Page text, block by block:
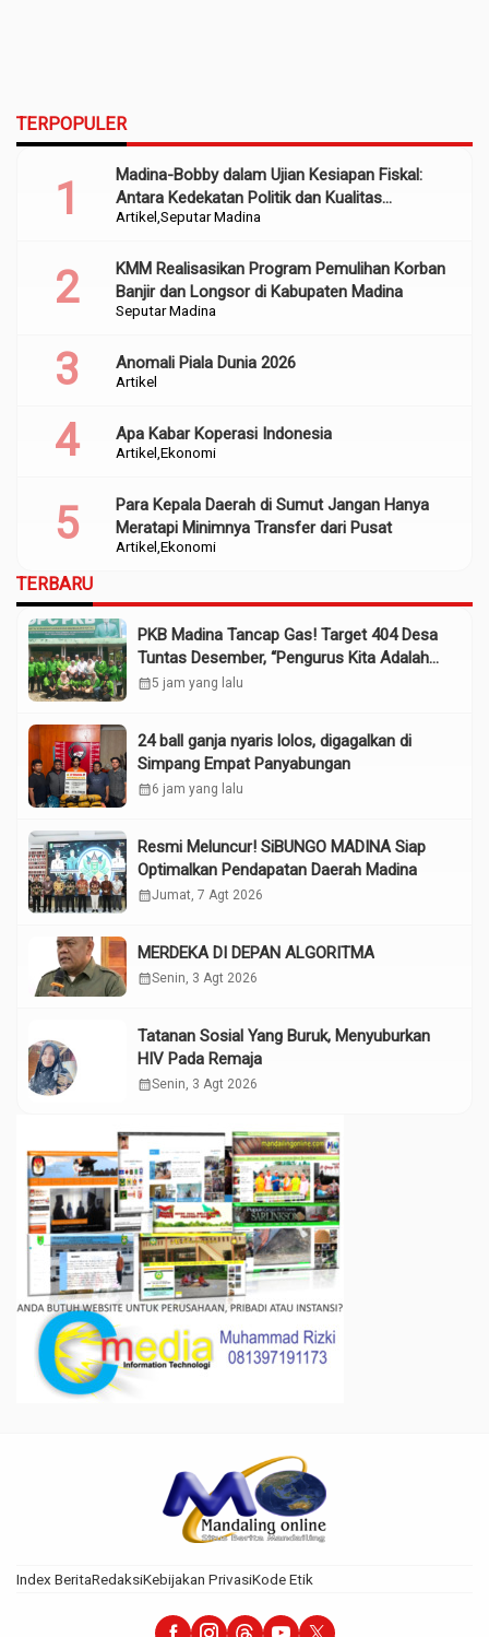
TERPOPULER
Artikel Seputar Madina
Madina-Bobby dalam Ujian Kesiapan Fiskal:
Antara Kedekatan Politik dan Kualitas
Perencanaan
Seputar Madina
KMM Realisasikan Program Pemulihan Korban
Banjir dan Longsor di Kabupaten Madina
Artikel
Anomali Piala Dunia 2026
Artikel Ekonomi
Apa Kabar Koperasi Indonesia
Artikel Ekonomi
Para Kepala Daerah di Sumut Jangan Hanya
Meratapi Minimnya Transfer dari Pusat
TERBARU
PKB Madina Tancap Gas! Target 404 Desa
Tuntas Desember, “Pengurus Kita Adalah
Tokoh”
calendar_month5 jam yang lalu
24 ball ganja nyaris lolos, digagalkan di
Simpang Empat Panyabungan
calendar_month6 jam yang lalu
Resmi Meluncur! SiBUNGO MADINA Siap
Optimalkan Pendapatan Daerah Madina
calendar_monthJumat, 7 Agt 2026
MERDEKA DI DEPAN ALGORITMA
calendar_monthSenin, 3 Agt 2026
Tatanan Sosial Yang Buruk, Menyuburkan
HIV Pada Remaja
calendar_monthSenin, 3 Agt 2026
Index BeritaRedaksiKebijakan PrivasiKode Etik